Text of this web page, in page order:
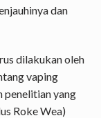
dan
dilakukan oleh
vaping
penelitian yang
Roke Wea)